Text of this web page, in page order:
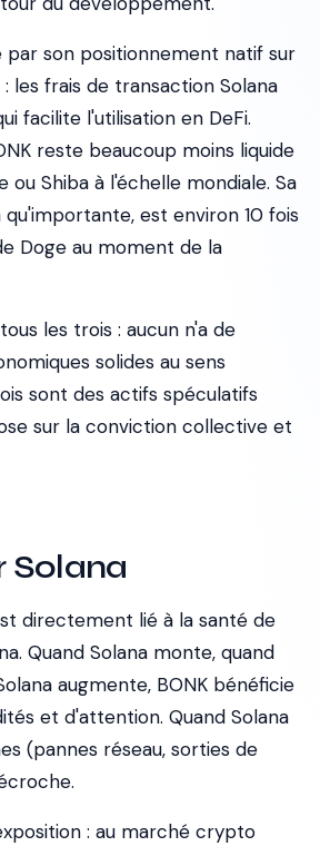
par son positionnement natif sur
: les frais de transaction Solana
facilite l'utilisation en DeFi.
reste beaucoup moins liquide
ou Shiba à l'échelle mondiale. Sa
qu'importante, est environ 10 fois
Doge au moment de la
les trois : aucun n'a de
solides au sens
sont des actifs spéculatifs
sur la conviction collective et
Solana
directement lié à la santé de
Quand Solana monte, quand
augmente, BONK bénéficie
et d'attention. Quand Solana
(pannes réseau, sorties de
: au marché crypto